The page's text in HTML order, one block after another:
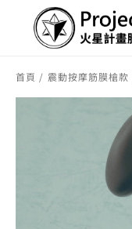
首頁 / 震動按摩筋膜槍款